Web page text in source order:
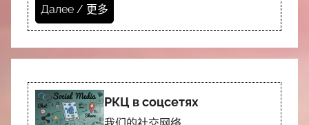
Далее / 更多
РКЦ в соцсетях